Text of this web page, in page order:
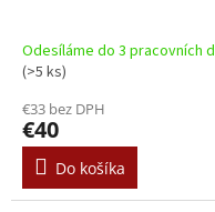
Odesíláme do 3 pracovních
(>5 ks)
€33 bez DPH
€40
Do košíka